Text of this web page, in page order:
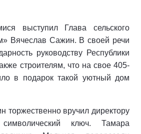
выступил Глава сельского
Вячеслав Сажин. В своей речи
руководству Республики
строителям, что на свое 405-
в подарок такой уютный дом
торжественно вручил директору
ключ. Тамара